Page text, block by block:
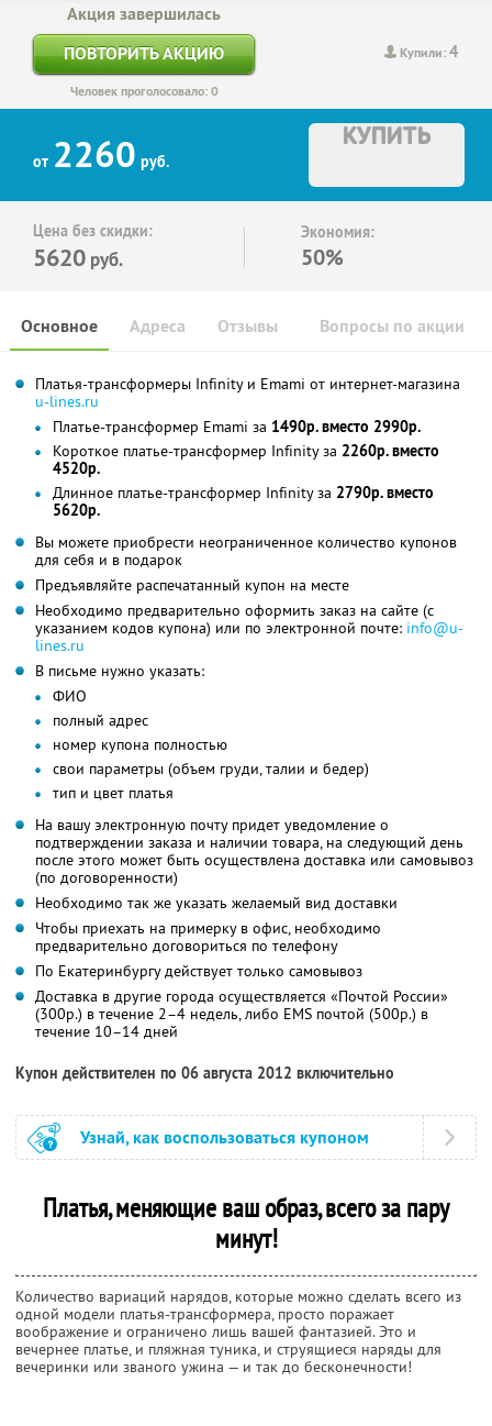
Купили:4
Акция завершилась
ПОВТОРИТЬ АКЦИЮ
Человек проголосовало: 0
от 2260 руб.
КУПИТЬ
Цена без скидки:
5620 руб.
Экономия:
50%
Основное Отзывы Вопросы по акции
Адреса
Платья-трансформеры Infinity и Emami от интернет-магазина
u-lines.ru
Платье-трансформер Emami за 1490р. вместо 2990р.
Короткое платье-трансформер Infinity за 2260р. вместо
4520р.
Длинное платье-трансформер Infinity за 2790р. вместо
5620р.
Вы можете приобрести неограниченное количество купонов
для себя и в подарок
Предъявляйте распечатанный купон на месте
Необходимо предварительно оформить заказ на сайте (с
указанием кодов купона) или по электронной почте: info@u-
lines.ru
В письме нужно указать:
ФИО
полный адрес
номер купона полностью
свои параметры (объем груди, талии и бедер)
тип и цвет платья
На вашу электронную почту придет уведомление о
подтверждении заказа и наличии товара, на следующий день
после этого может быть осуществлена доставка или самовывоз
(по договоренности)
Необходимо так же указать желаемый вид доставки
Чтобы приехать на примерку в офис, необходимо
предварительно договориться по телефону
По Екатеринбургу действует только самовывоз
Доставка в другие города осуществляется «Почтой России»
(300р.) в течение 2–4 недель, либо EMS почтой (500р.) в
течение 10–14 дней
Купон действителен по 06 августа 2012 включительно
Узнай, как воспользоваться купоном
Платья, меняющие ваш образ, всего за пару
минут!
Количество вариаций нарядов, которые можно сделать всего из
одной модели платья-трансформера, просто поражает
воображение и ограничено лишь вашей фантазией. Это и
вечернее платье, и пляжная туника, и струящиеся наряды для
вечеринки или званого ужина — и так до бесконечности!